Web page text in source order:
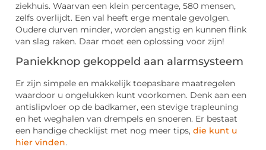
ziekhuis. Waarvan een klein percentage, 580 mensen,
zelfs overlijdt. Een val heeft erge mentale gevolgen.
Oudere durven minder, worden angstig en kunnen flink
van slag raken. Daar moet een oplossing voor zijn!
Paniekknop gekoppeld aan alarmsysteem
Er zijn simpele en makkelijk toepasbare maatregelen
waardoor u ongelukken kunt voorkomen. Denk aan een
antislipvloer op de badkamer, een stevige trapleuning
en het weghalen van drempels en snoeren. Er bestaat
een handige checklijst met nog meer tips, die kunt u
hier vinden.